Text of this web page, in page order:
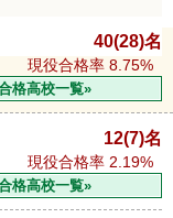
40(28)名
現役合格率 8.75%
格高校一覧»
12(7)名
現役合格率 2.19%
格高校一覧»